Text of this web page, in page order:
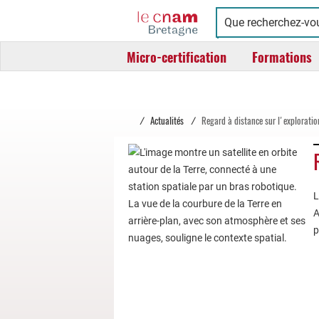
Cnam
Bretagne
Conservatoire
national
des
arts
Micro-certification Formations
/ Actualités / Regard à distance sur